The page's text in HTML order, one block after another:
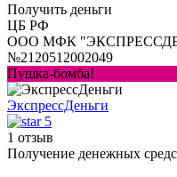
Получить деньги
ЦБ РФ
ООО МФК
№2120512002049
Пушка-бомба!
ЭкспрессДеньги
5
1 отзыв
Получение денежных